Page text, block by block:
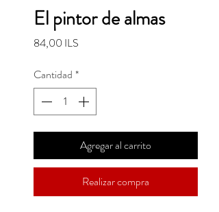
El pintor de almas
84,00 ILS
Cantidad *
Agregar al carrito
Realizar compra